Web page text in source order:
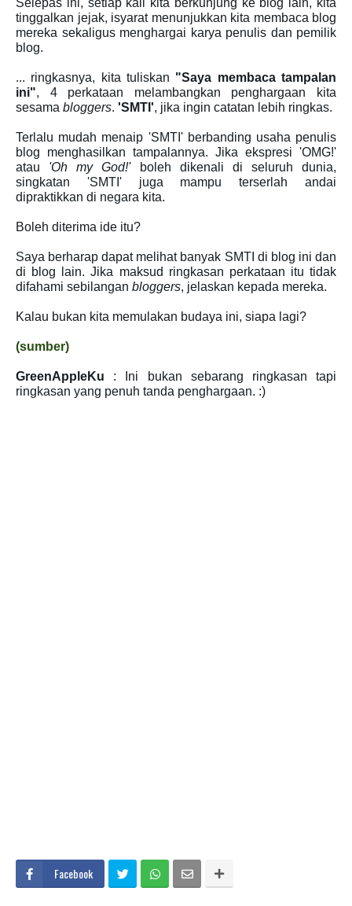
Selepas ini, setiap kali kita berkunjung ke blog lain, kita
tinggalkan jejak, isyarat menunjukkan kita membaca blog
mereka sekaligus menghargai karya penulis dan pemilik
blog.
... ringkasnya, kita tuliskan "Saya membaca tampalan
ini", 4 perkataan melambangkan penghargaan kita
sesama bloggers. 'SMTI', jika ingin catatan lebih ringkas.
Terlalu mudah menaip 'SMTI' berbanding usaha penulis
blog menghasilkan tampalannya. Jika ekspresi 'OMG!'
atau 'Oh my God!'boleh dikenali di seluruh dunia,
singkatan 'SMTI' juga mampu terserlah andai
dipraktikkan di negara kita.
Boleh diterima ide itu?
Saya berharap dapat melihat banyak SMTI di blog ini dan
di blog lain. Jika maksud ringkasan perkataan itu tidak
difahami sebilangan bloggers, jelaskan kepada mereka.
Kalau bukan kita memulakan budaya ini, siapa lagi?
(sumber)
GreenAppleKu : Ini bukan sebarang ringkasan tapi
ringkasan yang penuh tanda penghargaan. :)
Facebook